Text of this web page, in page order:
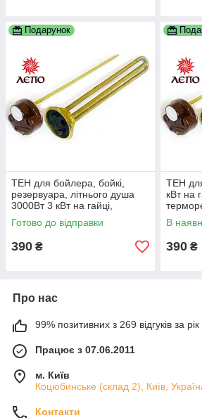
Подарунок
ТЕН для бойлера, бойкі,
резервуара, літнього душа
3000Вт 3 кВт на гайці,
прямий, з терморегулятором
Готово до відправки
390 ₴
ТЕН
кВт на
В
390 ₴
Про нас
99% позитивних з 269 відгуків за рік
Працює з 07.06.2011
м. Київ
Коцюбинське (склад 2), Київ,
Контакти